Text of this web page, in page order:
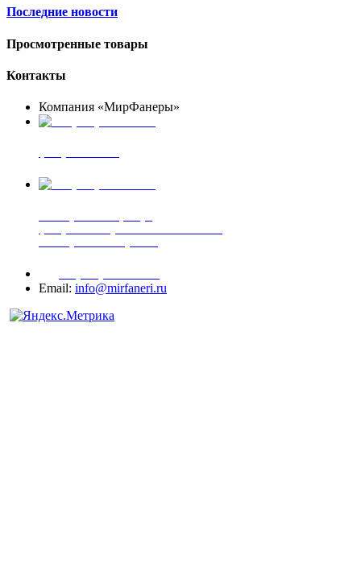
Последние новости
Просмотренные товары
Контакты
Компания «МирФанеры»
Email: info@mirfaneri.ru